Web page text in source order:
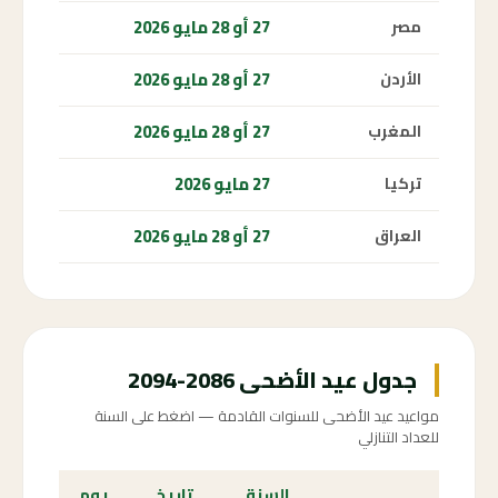
مصر 27 أو 28 مايو 2026
الأردن 27 أو 28 مايو 2026
المغرب 27 أو 28 مايو 2026
تركيا 27 مايو 2026
العراق 27 أو 28 مايو 2026
جدول عيد الأضحى 2086-2094
مواعيد عيد الأضحى للسنوات القادمة — اضغط على السنة
للعداد التنازلي